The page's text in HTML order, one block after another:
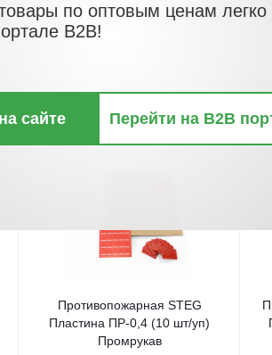
Противопожарная STEG
Пластина ПР-0,4 (10 шт/уп)
Промрукав
по оптовым ценам легко
B2B!
сайте Перейти на B2B